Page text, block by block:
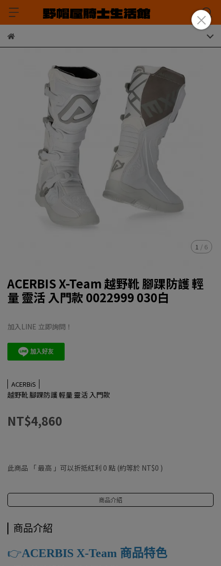
1 / 6
ACERBIS X-Team 越野靴 腳踝防護 輕
量 靈活 入門款 0022999 030白
加入LINE 立即詢問！
ACERBiS
越野靴 腳踝防護 輕量 靈活 入門款
NT$4,860
此商品 「 最高 」可以折抵紅利 0 點 (約等於 NT$0 )
商品介紹
商品介紹
👉️ACERBIS X-Team 商品特色